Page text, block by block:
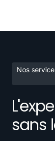
Nos
sans